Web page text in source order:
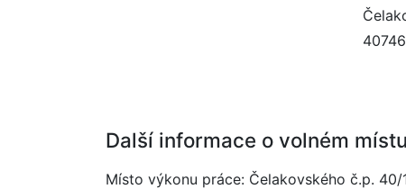
40746
Další informace o volném místu
Místo výkonu práce: Čelakovského č.p. 40/